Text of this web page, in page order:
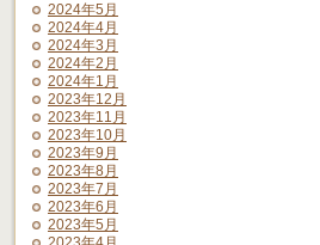
2024年5月
2024年4月
2024年3月
2024年2月
2024年1月
2023年12月
2023年11月
2023年10月
2023年9月
2023年8月
2023年7月
2023年6月
2023年5月